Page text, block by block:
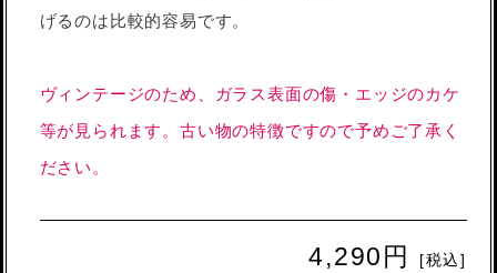
げるのは比較的容易です。
ヴィンテージのため、ガラス表面の傷・エッジのカケ
等が見られます。古い物の特徴ですので予めご了承く
ださい。
4,290円 [税込]